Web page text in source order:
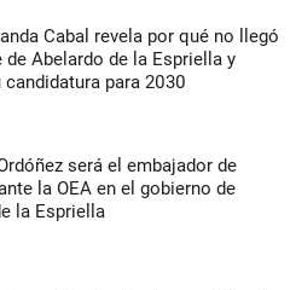
Cabal revela por qué no llegó
de Abelardo de la Espriella y
candidatura para 2030
será el embajador de
la OEA en el gobierno de
la Espriella